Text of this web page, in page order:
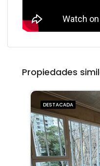
Propiedades
DESTACADA